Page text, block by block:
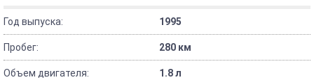
Год выпуска: 1995
Пробег: 280 км
Объем двигателя: 1.8 л